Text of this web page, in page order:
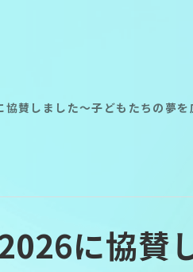
賛しました～子どもたちの夢を
に協賛